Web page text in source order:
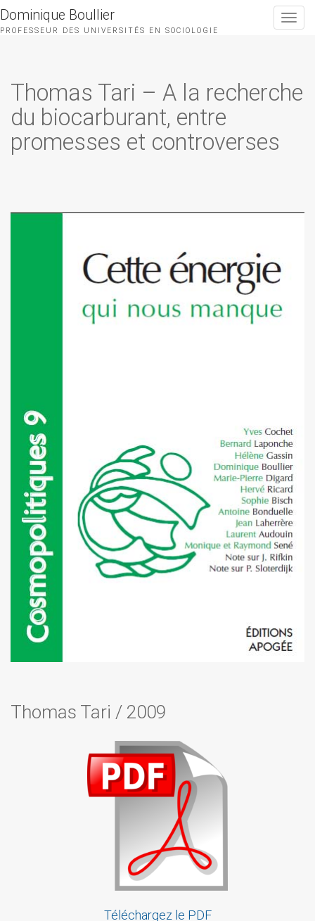
Toggle
Dominique Boullier
PROFESSEUR DES UNIVERSITÉS EN SOCIOLOGIE
Thomas Tari – A la recherche
du biocarburant, entre
promesses et controverses
Thomas Tari / 2009
Téléchargez le PDF